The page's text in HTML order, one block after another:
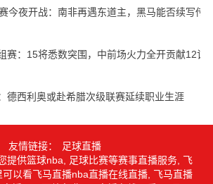
今夜开战：南非再遇东道主，黑马能否续写传
赛：15将悉数突围，中前场火力全开贡献12记
德西利奥或赴希腊次级联赛延续职业生涯
友情链接：
足球直播
提供篮球nba, 足球比赛等赛事直播服务, 飞
以看飞马直播nba直播在线直播, 飞马直播